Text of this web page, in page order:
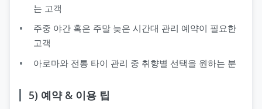
는 고객
주중 야간 혹은 주말 늦은 시간대 관리 예약이 필요한
고객
아로마와 전통 타이 관리 중 취향별 선택을 원하는 분
5) 예약 & 이용 팁